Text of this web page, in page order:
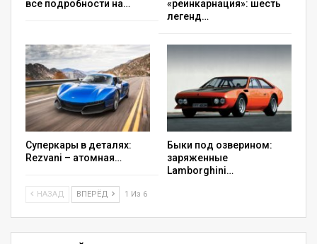
все подробности на…
«реинкарнация»: шесть
легенд…
Суперкары в деталях:
Rezvani – атомная…
Быки под озверином:
заряженные
Lamborghini…
НАЗАД ВПЕРЁД 1 Из 6